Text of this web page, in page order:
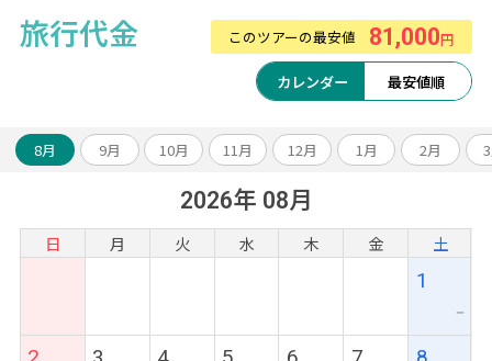
旅行代金 このツアーの最安値 81,000円
カレンダー 最安値順
8月 9月 10月 11月 12月 1月 2月
2026年 08月
日 月 火 水 木 金 土
1
ー